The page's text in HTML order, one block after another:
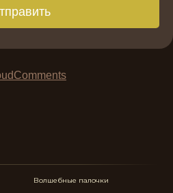
Волшебные палочки